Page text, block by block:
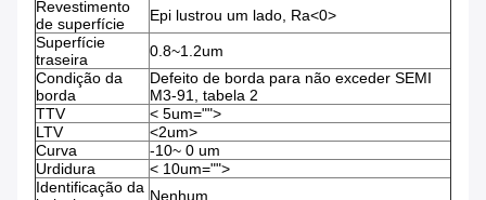
Revestimento
de superfície
Epi lustrou um lado, Ra<0>
Superfície
traseira
0.8~1.2um
Condição da
borda
Defeito de borda para não exceder SEMI
M3-91, tabela 2
TTV
< 5um="">
LTV
<2um>
Curva
-10~ 0 um
Urdidura
< 10um="">
Identificação da Nenhum